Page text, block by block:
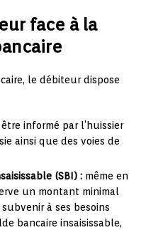
face à la
le débiteur dispose
informé par l’huissier
ainsi que des voies de
(SBI) : même en
un montant minimal
à ses besoins
bancaire insaisissable,